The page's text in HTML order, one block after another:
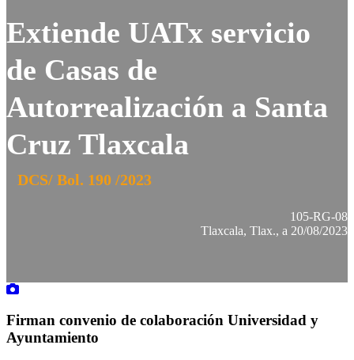
Extiende UATx servicio
de Casas de
Autorrealización a Santa
Cruz Tlaxcala
DCS/ Bol. 190 /2023
105-RG-08
Tlaxcala, Tlax., a 20/08/2023
Firman convenio de colaboración Universidad y
Ayuntamiento